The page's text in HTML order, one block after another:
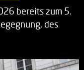
bereits zum 5.
des